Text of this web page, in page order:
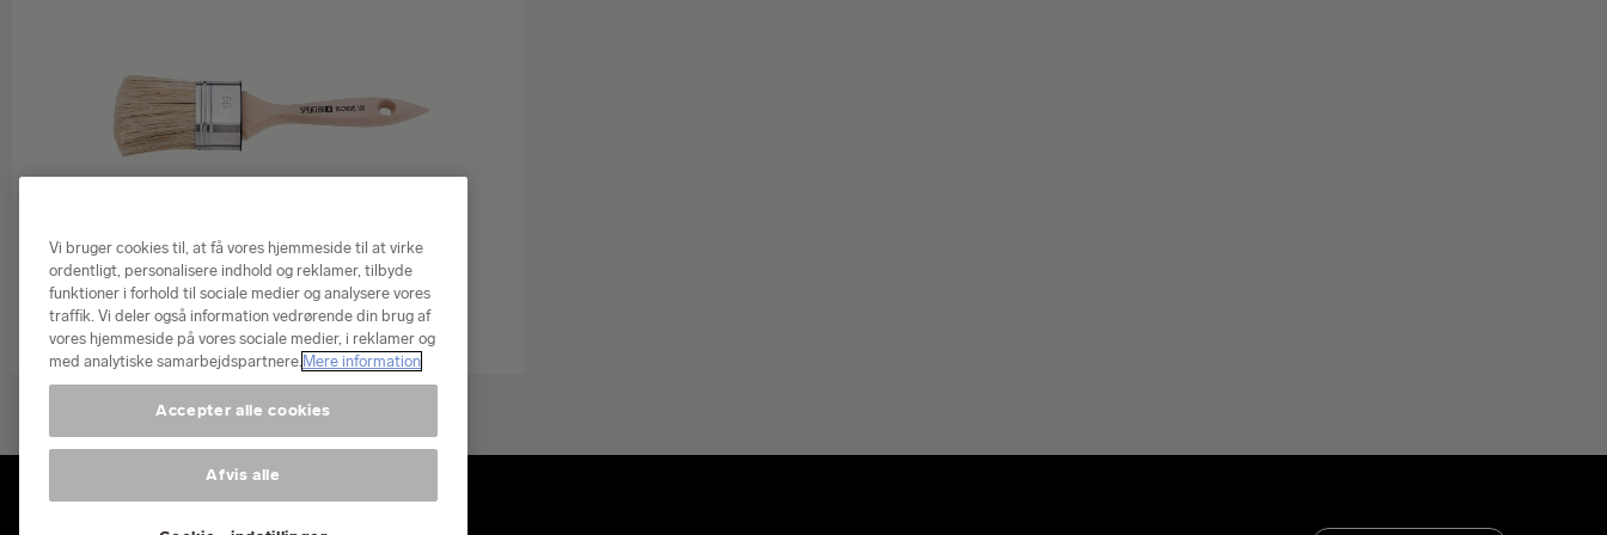
Vi bruger cookies til, at få vores hjemmeside til at virke
ordentligt, personalisere indhold og reklamer, tilbyde
funktioner i forhold til sociale medier og analysere vores
traffik. Vi deler også information vedrørende din brug af
vores hjemmeside på vores sociale medier, i reklamer og
med analytiske samarbejdspartnere. Mere information
Accepter alle cookies
Afvis alle